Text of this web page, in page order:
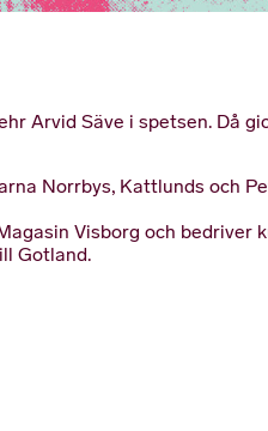
Arvid Säve i spetsen. Då
Norrbys, Kattlunds
Visborg och bedriver
Gotland.